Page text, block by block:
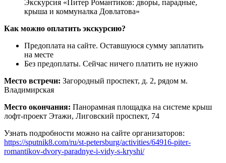
Экскурсия «Питер Романтиков: дворы, парадные,
крыша и коммуналка Довлатова»
Как можно оплатить экскурсию?
Предоплата на сайте. Оставшуюся сумму заплатить
на месте
Без предоплаты. Сейчас ничего платить не нужно
Место встречи: Загородный проспект, д. 2, рядом м.
Владимирская
Место окончания: Панорамная площадка на системе крыш
лофт-проект Этажи, Лиговский проспект, 74
Узнать подробности можно на сайте организаторов:
https://sputnik8.com/ru/st-petersburg/activities/64916-piter-
romantikov-dvory-paradnye-i-vidy-s-kryshi/